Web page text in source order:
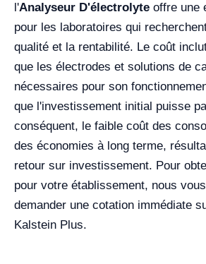
l'Analyseur D'électrolyte offre une
pour les laboratoires qui
qualité et la rentabilité. Le coût
que les électrodes et solutions de
nécessaires pour son
que l'investissement initial puisse
conséquent, le faible coût des
des économies à long terme,
retour sur investissement. Pour
pour votre établissement, nous
demander une cotation immédiate
Kalstein Plus.